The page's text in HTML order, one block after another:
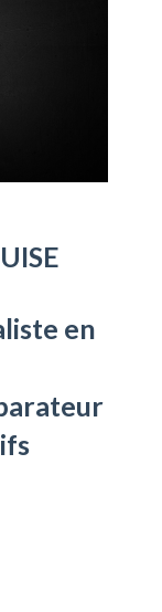
en